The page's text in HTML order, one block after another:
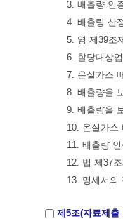
3. 배출량 인
4. 배출량 산
5. 영 제39조
6. 할당대상
7. 온실가스
8. 배출량을
9. 배출량을
10. 온실가스
11. 배출량
12. 법 제37
13. 명세서
제5조(자료제출